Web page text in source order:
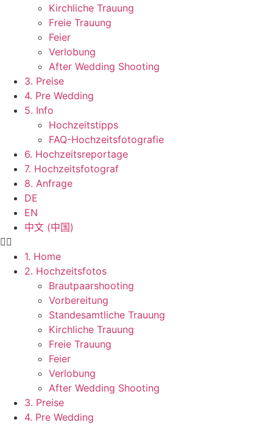
Kirchliche Trauung
Freie Trauung
Feier
Verlobung
After Wedding Shooting
3. Preise
4. Pre Wedding
5. Info
Hochzeitstipps
FAQ-Hochzeitsfotografie
6. Hochzeitsreportage
7. Hochzeitsfotograf
8. Anfrage
DE
EN
中文 (中国)
1. Home
2. Hochzeitsfotos
Brautpaarshooting
Vorbereitung
Standesamtliche Trauung
Kirchliche Trauung
Freie Trauung
Feier
Verlobung
After Wedding Shooting
3. Preise
4. Pre Wedding